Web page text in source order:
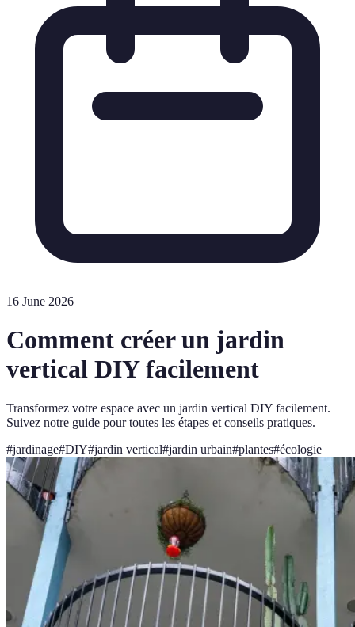
16 June 2026
Comment créer un jardin
vertical DIY facilement
Transformez votre espace avec un jardin vertical DIY facilement.
Suivez notre guide pour toutes les étapes et conseils pratiques.
#jardinage#DIY#jardin vertical#jardin urbain#plantes#écologie